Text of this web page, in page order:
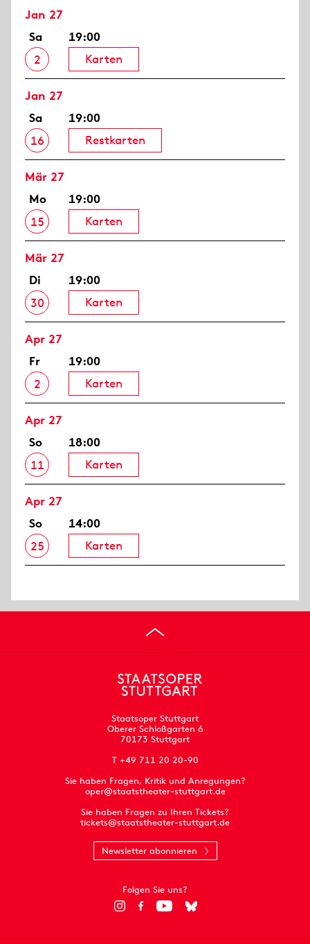
Jan 27
Sa
2
19:00
Karten
Jan 27
Sa
16
19:00
Restkarten
Mär 27
Mo
15
19:00
Karten
Mär 27
Di
30
19:00
Karten
Apr 27
Fr
2
19:00
Karten
Apr 27
So
11
18:00
Karten
Apr 27
So
25
14:00
Karten
Staatsoper Stuttgart
Oberer Schloßgarten 6
70173 Stuttgart
T +49 711 20 20-90
Sie haben Fragen, Kritik und Anregungen?
oper@staatstheater-stuttgart.de
Sie haben Fragen zu Ihren Tickets?
tickets@staatstheater-stuttgart.de
Newsletter abonnieren
Folgen Sie uns?